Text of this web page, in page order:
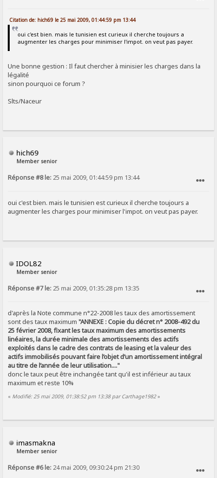
Citation de: hich69 le 25 mai 2009, 01:44:59 pm 13:44
oui c'est bien. mais le tunisien est curieux il cherche toujours a
augmenter les charges pour minimiser l'impot. on veut pas payer.
Une bonne gestion : Il faut chercher à minisier les charges dans la
légalité
sinon pourquoi ce forum ?
Slts/Naceur
hich69
Member senior
Réponse #8 le: 25 mai 2009, 01:44:59 pm 13:44
oui c'est bien. mais le tunisien est curieux il cherche toujours a
augmenter les charges pour minimiser l'impot. on veut pas payer.
IDOL82
Member senior
Réponse #7 le: 25 mai 2009, 01:35:28 pm 13:35
d'après la Note commune n°22-2008 les taux des amortissement
sont des taux maximum "ANNEXE : Copie du décret n° 2008-492 du
25 février 2008, fixant les taux maximum des amortissements
linéaires, la durée minimale des amortissements des actifs
exploités dans le cadre des contrats de leasing et la valeur des
actifs immobilisés pouvant faire l’objet d’un amortissement intégral
au titre de l’année de leur utilisation...."
donc le taux peut être inchangée tant qu'il est inférieur au taux
maximum et reste 10%
« Modifié: 25 mai 2009, 01:38:52 pm 13:38 par Carthage1982»
imasmakna
Member senior
Réponse #6 le: 24 mai 2009, 09:30:24 pm 21:30